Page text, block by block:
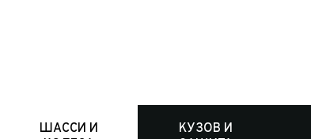
ШАССИ И
КУЗОВ И